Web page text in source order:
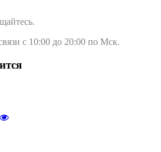
с 10:00 до 20:00 по Мск.